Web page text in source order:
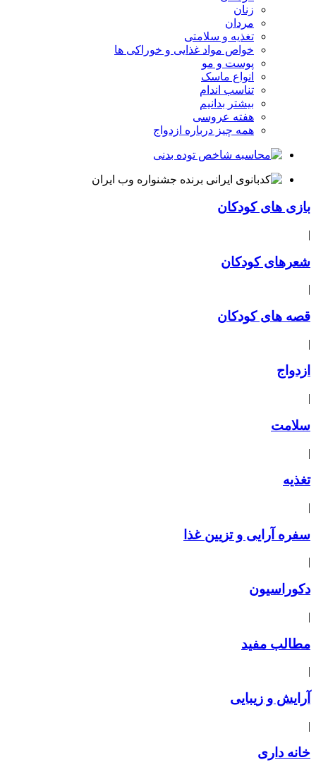
زنان
مردان
تغذیه و سلامتی
خواص مواد غذایی و خوراکی ها
پوست و مو
انواع ماسک
تناسب اندام
بیشتر بدانیم
هفته عروسی
همه چیز درباره ازدواج
بازی های کودکان
|
شعرهای کودکان
|
قصه های کودکان
|
ازدواج
|
سلامت
|
تغذیه
|
سفره آرایی و تزیین غذا
|
دکوراسیون
|
مطالب مفید
|
آرایش و زیبایی
|
خانه داری